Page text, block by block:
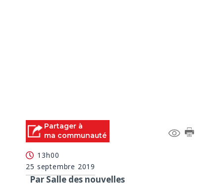
Partager à
ma communauté
13h00
25 septembre 2019
Par Salle des nouvelles